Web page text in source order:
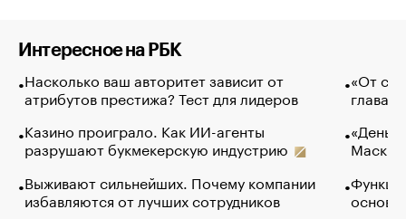
Интересное на РБК
Насколько ваш авторитет зависит от
атрибутов престижа? Тест для лидеров
Казино проиграло. Как ИИ-агенты
разрушают букмекерскую индустрию
Выживают сильнейших. Почему компании
избавляются от лучших сотрудников
«От
глава
Маск в
основ